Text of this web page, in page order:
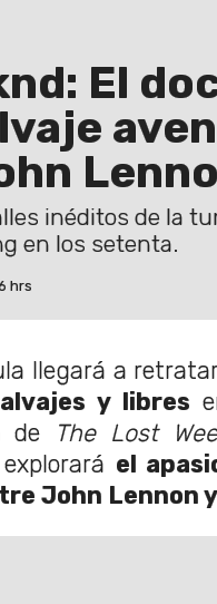
El
inéditos de la
en los setenta.
hrs
llegará a
y libres
de
The Lost
el
John Lennon